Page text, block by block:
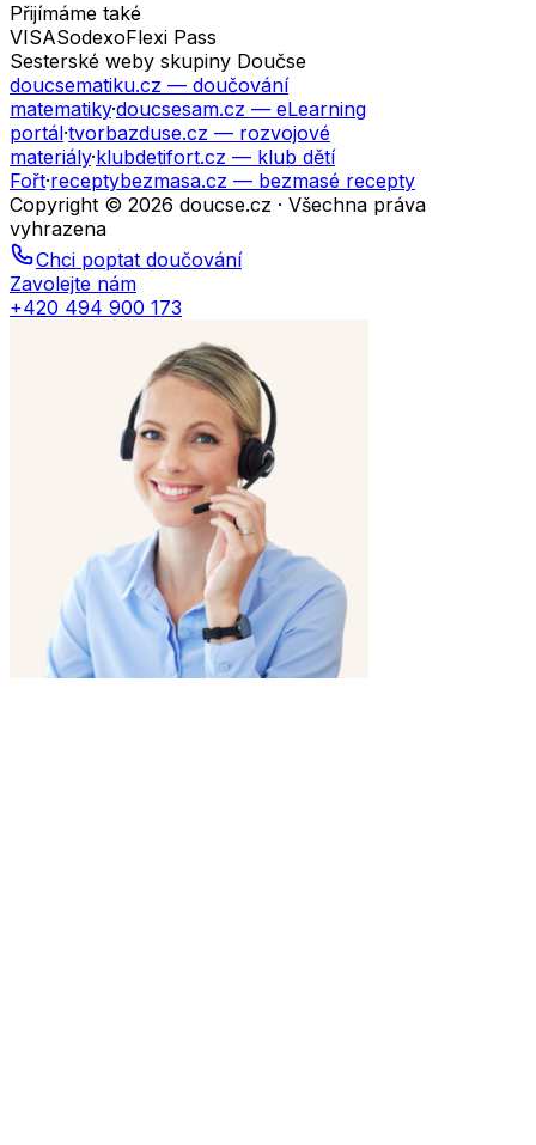
Přijímáme také
VISASodexoFlexi Pass
Sesterské weby skupiny Doučse
doucsematiku.cz — doučování
matematiky·doucsesam.cz — eLearning
portál·tvorbazduse.cz — rozvojové
materiály·klubdetifort.cz — klub dětí
Fořt·receptybezmasa.cz — bezmasé recepty
Copyright © 2026 doucse.cz · Všechna práva
vyhrazena
Chci poptat doučování
Zavolejte nám
+420 494 900 173